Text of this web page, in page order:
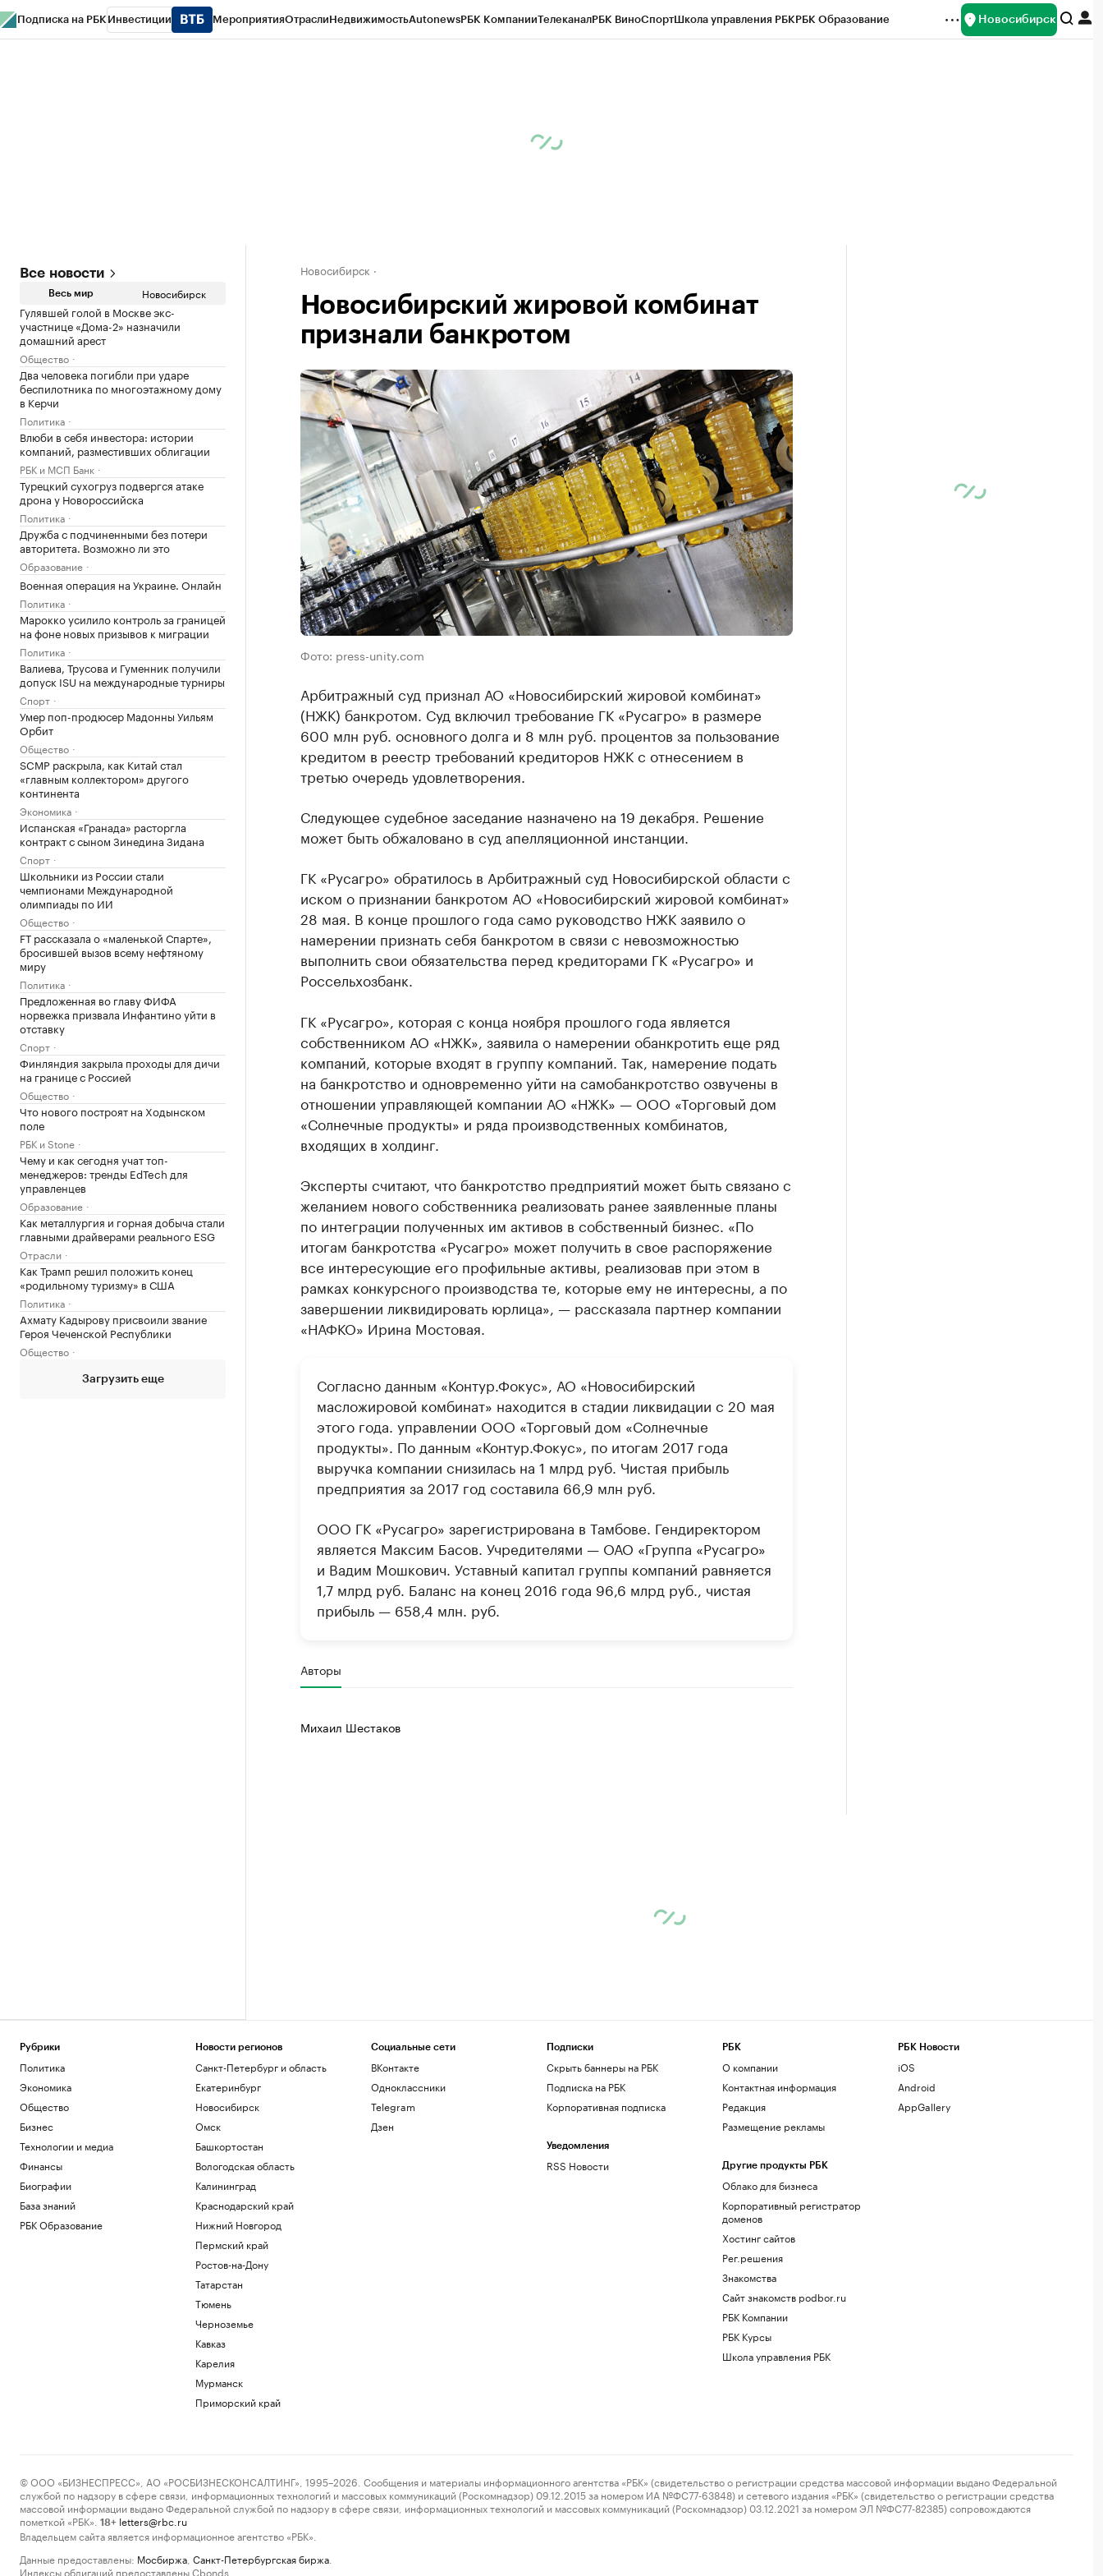
Подписка на РБК Инвестиции МероприятияОтраслиНедвижимостьAutonewsРБК КомпанииТелеканалРБК ВиноСпортШкола управления РБКРБК Образование Новосибирск
Все новости
Весь мир Новосибирск
Гулявшей голой в Москве экс-
участнице «Дома-2» назначили
домашний арест
Общество
Два человека погибли при ударе
беспилотника по многоэтажному дому
в Керчи
Политика
Влюби в себя инвестора: истории
компаний, разместивших облигации
РБК и МСП Банк
Турецкий сухогруз подвергся атаке
дрона у Новороссийска
Политика
Дружба с подчиненными без потери
авторитета. Возможно ли это
Образование
Военная операция на Украине. Онлайн
Политика
Марокко усилило контроль за границей
на фоне новых призывов к миграции
Политика
Валиева, Трусова и Гуменник получили
допуск ISU на международные турниры
Спорт
Умер поп-продюсер Мадонны Уильям
Орбит
Общество
SCMP раскрыла, как Китай стал
«главным коллектором» другого
континента
Экономика
Испанская «Гранада» расторгла
контракт с сыном Зинедина Зидана
Спорт
Школьники из России стали
чемпионами Международной
олимпиады по ИИ
Общество
FT рассказала о «маленькой Спарте»,
бросившей вызов всему нефтяному
миру
Политика
Предложенная во главу ФИФА
норвежка призвала Инфантино уйти в
отставку
Спорт
Финляндия закрыла проходы для дичи
на границе с Россией
Общество
Что нового построят на Ходынском
поле
РБК и Stone
Чему и как сегодня учат топ-
менеджеров: тренды EdTech для
управленцев
Образование
Как металлургия и горная добыча стали
главными драйверами реального ESG
Отрасли
Как Трамп решил положить конец
«родильному туризму» в США
Политика
Ахмату Кадырову присвоили звание
Героя Чеченской Республики
Общество
Загрузить еще
Новосибирск
Новосибирский жировой комбинат
признали банкротом
Фото: press-unity.com
Арбитражный суд признал АО «Новосибирский жировой комбинат»
(НЖК) банкротом. Суд включил требование ГК «Русагро» в размере
600 млн руб. основного долга и 8 млн руб. процентов за пользование
кредитом в реестр требований кредиторов НЖК с отнесением в
третью очередь удовлетворения.
Следующее судебное заседание назначено на 19 декабря. Решение
может быть обжаловано в суд апелляционной инстанции.
ГК «Русагро» обратилось в Арбитражный суд Новосибирской области с
иском о признании банкротом АО «Новосибирский жировой комбинат»
28 мая. В конце прошлого года само руководство НЖК заявило о
намерении признать себя банкротом в связи с невозможностью
выполнить свои обязательства перед кредиторами ГК «Русагро» и
Россельхозбанк.
ГК «Русагро», которая с конца ноября прошлого года является
собственником АО «НЖК», заявила о намерении обанкротить еще ряд
компаний, которые входят в группу компаний. Так, намерение подать
на банкротство и одновременно уйти на самобанкротство озвучены в
отношении управляющей компании АО «НЖК» — ООО «Торговый дом
«Солнечные продукты» и ряда производственных комбинатов,
входящих в холдинг.
Эксперты считают, что банкротство предприятий может быть связано с
желанием нового собственника реализовать ранее заявленные планы
по интеграции полученных им активов в собственный бизнес. «По
итогам банкротства «Русагро» может получить в свое распоряжение
все интересующие его профильные активы, реализовав при этом в
рамках конкурсного производства те, которые ему не интересны, а по
завершении ликвидировать юрлица», — рассказала партнер компании
«НАФКО» Ирина Мостовая.
Согласно данным «Контур.Фокус», АО «Новосибирский
масложировой комбинат» находится в стадии ликвидации с 20 мая
этого года. управлении ООО «Торговый дом «Солнечные
продукты». По данным «Контур.Фокус», по итогам 2017 года
выручка компании снизилась на 1 млрд руб. Чистая прибыль
предприятия за 2017 год составила 66,9 млн руб.
ООО ГК «Русагро» зарегистрирована в Тамбове. Гендиректором
является Максим Басов. Учредителями — ОАО «Группа «Русагро»
и Вадим Мошкович. Уставный капитал группы компаний равняется
1,7 млрд руб. Баланс на конец 2016 года 96,6 млрд руб., чистая
прибыль — 658,4 млн. руб.
Авторы
Михаил Шестаков
Рубрики
Политика
Экономика
Общество
Бизнес
Технологии и медиа
Финансы
Биографии
База знаний
РБК Образование
Новости регионов
Санкт-Петербург и область
Екатеринбург
Новосибирск
Омск
Башкортостан
Вологодская область
Калининград
Краснодарский край
Нижний Новгород
Пермский край
Ростов-на-Дону
Татарстан
Тюмень
Черноземье
Кавказ
Карелия
Мурманск
Приморский край
Социальные сети
ВКонтакте
Одноклассники
Telegram
Дзен
Подписки
Скрыть баннеры на РБК
Подписка на РБК
Корпоративная подписка
Уведомления
RSS Новости
РБК
О компании
Контактная информация
Редакция
Размещение рекламы
Другие продукты РБК
Облако для бизнеса
Корпоративный регистратор
доменов
Хостинг сайтов
Рег.решения
Знакомства
Сайт знакомств podbor.ru
РБК Компании
РБК Курсы
Школа управления РБК
РБК Новости
iOS
Android
AppGallery
© ООО «БИЗНЕСПРЕСС», АО «РОСБИЗНЕСКОНСАЛТИНГ», 1995–2026. Сообщения и материалы информационного агентства «РБК» (свидетельство о регистрации средства массовой информации выдано Федеральной
службой по надзору в сфере связи, информационных технологий и массовых коммуникаций (Роскомнадзор) 09.12.2015 за номером ИА №ФС77-63848) и сетевого издания «РБК» (свидетельство о регистрации средства
массовой информации выдано Федеральной службой по надзору в сфере связи, информационных технологий и массовых коммуникаций (Роскомнадзор) 03.12.2021 за номером ЭЛ №ФС77-82385) сопровождаются
пометкой «РБК».
18+ letters@rbc.ru
Владельцем сайта является информационное агентство «РБК».
Данные предоставлены: Мосбиржа Санкт-Петербургская биржа
Индексы облигаций предоставлены Cbonds.